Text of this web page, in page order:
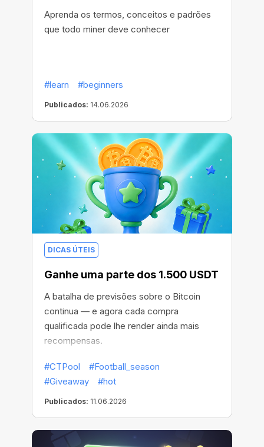
Aprenda os termos, conceitos e padrões
que todo miner deve conhecer
#learn #beginners
Publicados: 14.06.2026
DICAS ÚTEIS
Ganhe uma parte dos 1.500 USDT
A batalha de previsões sobre o Bitcoin
continua — e agora cada compra
qualificada pode lhe render ainda mais
recompensas.
#CTPool
#Football_season
#Giveaway
#hot
Publicados: 11.06.2026